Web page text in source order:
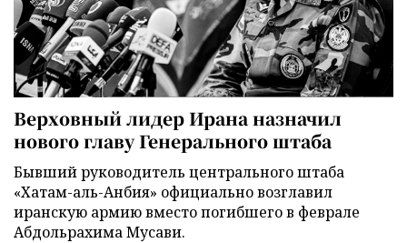
Верховный лидер Ирана назначил
нового главу Генерального штаба
Бывший руководитель центрального штаба
«Хатам-аль-Анбия» официально возглавил
иранскую армию вместо погибшего в феврале
Абдольрахима Мусави.